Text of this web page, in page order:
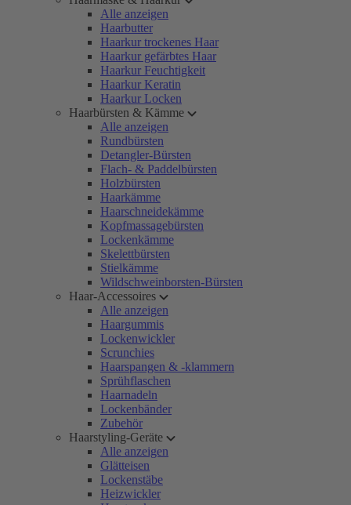
Alle anzeigen
Haarbutter
Haarkur trockenes Haar
Haarkur gefärbtes Haar
Haarkur Feuchtigkeit
Haarkur Keratin
Haarkur Locken
Haarbürsten & Kämme
Alle anzeigen
Rundbürsten
Detangler-Bürsten
Flach- & Paddelbürsten
Holzbürsten
Haarkämme
Haarschneidekämme
Kopfmassagebürsten
Lockenkämme
Skelettbürsten
Stielkämme
Wildschweinborsten-Bürsten
Haar-Accessoires
Alle anzeigen
Haargummis
Lockenwickler
Scrunchies
Haarspangen & -klammern
Sprühflaschen
Haarnadeln
Lockenbänder
Zubehör
Haarstyling-Geräte
Alle anzeigen
Glätteisen
Lockenstäbe
Heizwickler